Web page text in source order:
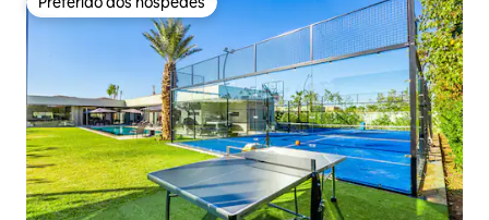
Preferido dos hóspedes